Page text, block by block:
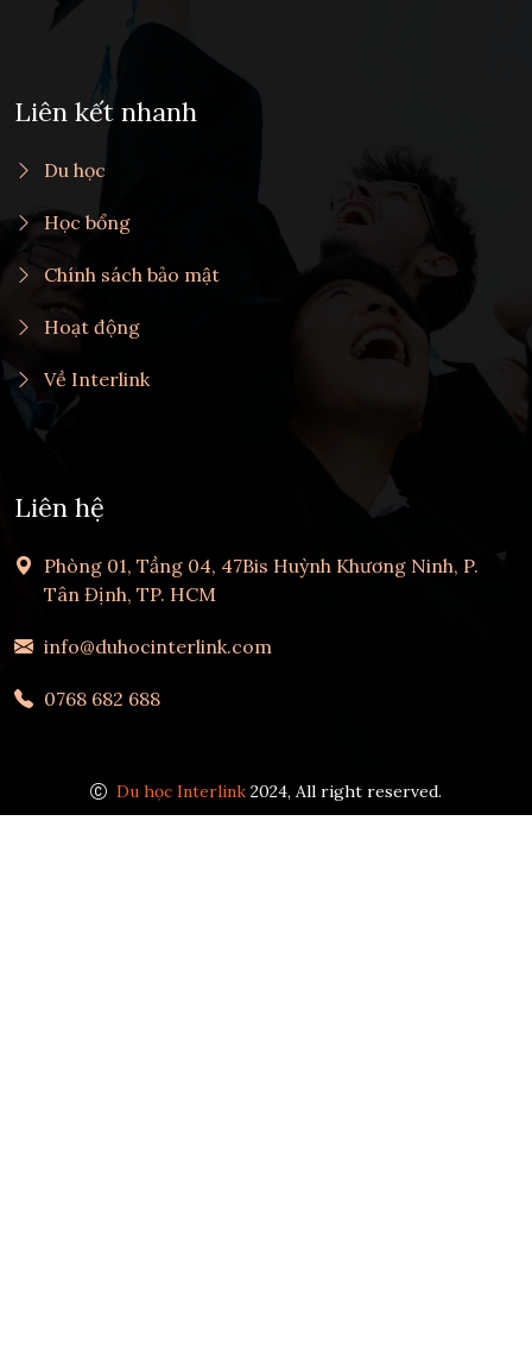
Liên kết nhanh
Du học
Học bổng
Chính sách bảo mật
Hoạt động
Về Interlink
Liên hệ
Phòng 01, Tầng 04, 47Bis Huỳnh Khương Ninh, P.
Tân Định, TP. HCM
info@duhocinterlink.com
0768 682 688
Du học Interlink 2024, All right reserved.